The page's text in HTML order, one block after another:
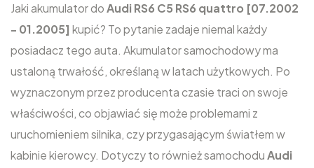
Jaki akumulator doAudi RS6 C5 RS6 quattro [07.2002
- 01.2005] kupić? To pytanie zadaje niemal każdy
posiadacz tego auta. Akumulator samochodowy ma
ustaloną trwałość, określaną w latach użytkowych. Po
wyznaczonym przez producenta czasie traci on swoje
właściwości, co objawiać się może problemami z
uruchomieniem silnika, czy przygasającym światłem w
kabinie kierowcy. Dotyczy to również samochoduAudi